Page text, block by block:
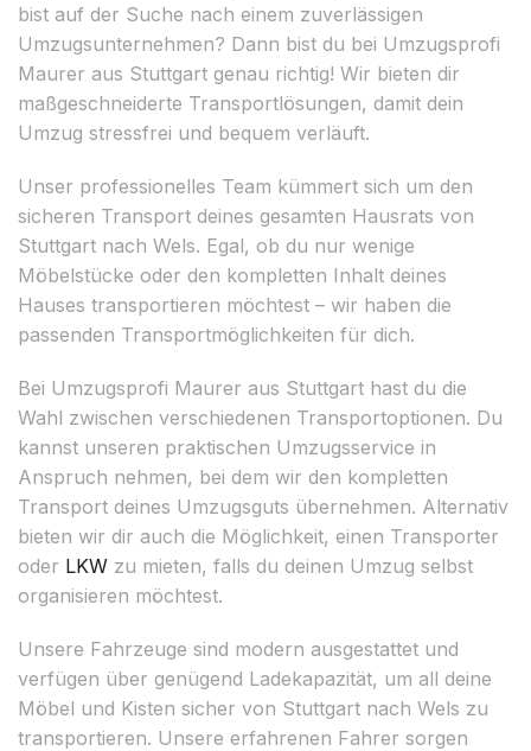
bist auf der Suche nach einem zuverlässigen
Umzugsunternehmen? Dann bist du bei Umzugsprofi
Maurer aus Stuttgart genau richtig! Wir bieten dir
maßgeschneiderte Transportlösungen, damit dein
Umzug stressfrei und bequem verläuft.
Unser professionelles Team kümmert sich um den
sicheren Transport deines gesamten Hausrats von
Stuttgart nach Wels. Egal, ob du nur wenige
Möbelstücke oder den kompletten Inhalt deines
Hauses transportieren möchtest – wir haben die
passenden Transportmöglichkeiten für dich.
Bei Umzugsprofi Maurer aus Stuttgart hast du die
Wahl zwischen verschiedenen Transportoptionen. Du
kannst unseren praktischen Umzugsservice in
Anspruch nehmen, bei dem wir den kompletten
Transport deines Umzugsguts übernehmen. Alternativ
bieten wir dir auch die Möglichkeit, einen Transporter
oder LKW zu mieten, falls du deinen Umzug selbst
organisieren möchtest.
Unsere Fahrzeuge sind modern ausgestattet und
verfügen über genügend Ladekapazität, um all deine
Möbel und Kisten sicher von Stuttgart nach Wels zu
transportieren. Unsere erfahrenen Fahrer sorgen